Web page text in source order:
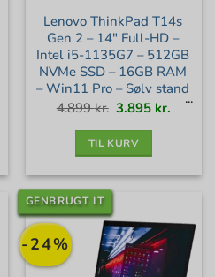
Lenovo ThinkPad T14s
Gen 2 – 14″ Full-HD –
Intel i5-1135G7 – 512GB
NVMe SSD – 16GB RAM
– Win11 Pro – Sølv stand
4.899kr. Den
oprindelige
pris
3.895 kr. Den
TIL KURV
-24%
GENBRUGT IT